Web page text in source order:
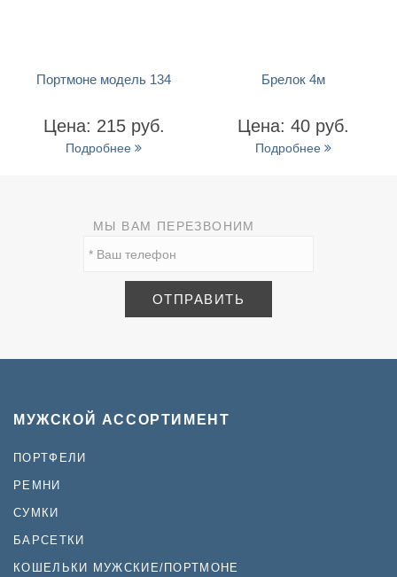
134
руб.
Брелок 4м
Цена: 40 руб.
Визитница
235 руб. Цена:
МЫ ВАМ ПЕРЕЗВОНИМ
МУЖСКОЙ АССОРТИМЕНТ
ПОРТФЕЛИ
РЕМНИ
СУМКИ
БАРСЕТКИ
КОШЕЛЬКИ МУЖСКИЕ/ПОРТМОНЕ